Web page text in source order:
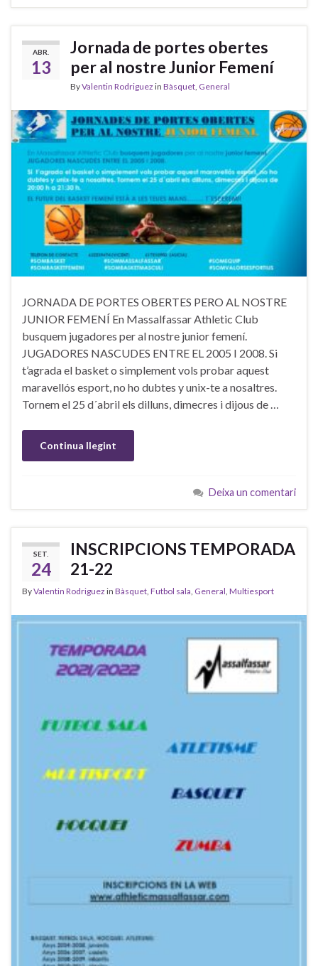
ABR.
13
Jornada de portes obertes
per al nostre Junior Femení
ByValentin Rodriguez in Bàsquet General
JORNADA DE PORTES OBERTES PERO AL NOSTRE
JUNIOR FEMENÍ En Massalfassar Athletic Club
busquem jugadores per al nostre junior femení.
JUGADORES NASCUDES ENTRE EL 2005 I 2008. Si
t’agrada el basket o simplement vols probar aquest
maravellós esport, no ho dubtes y unix-te a nosaltres.
Tornem el 25 d´abril els dilluns, dimecres i dijous de …
Continua llegint
Deixa un comentari
SET.
24
INSCRIPCIONS TEMPORADA
21-22
ByValentin Rodriguez in Bàsquet, Futbol sala, General, Multiesport